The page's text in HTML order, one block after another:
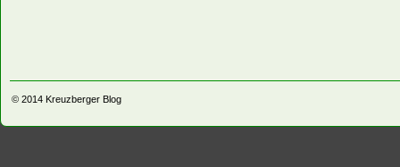
© 2014 Kreuzberger Blog